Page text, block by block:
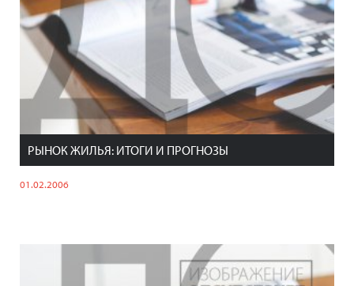
РЫНОК ЖИЛЬЯ: ИТОГИ И ПРОГНОЗЫ
01.02.2006